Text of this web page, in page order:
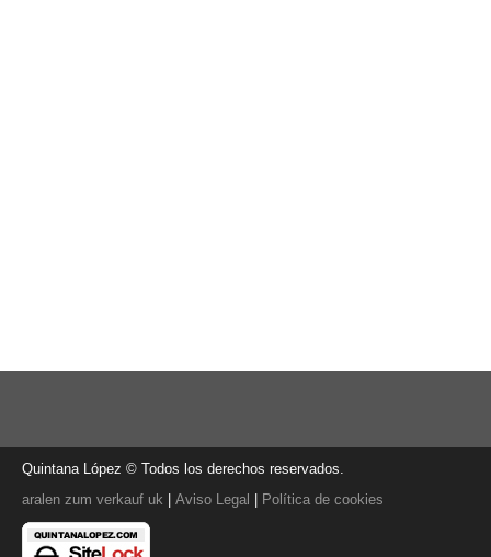
Quintana López © Todos los derechos reservados.
aralen zum verkauf uk | Aviso Legal | Política de cookies